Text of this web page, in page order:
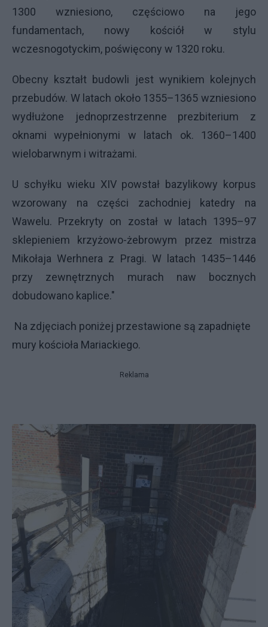
1300 wzniesiono, częściowo na jego
fundamentach, nowy kościół w stylu
wczesnogotyckim, poświęcony w 1320 roku.
Obecny kształt budowli jest wynikiem kolejnych
przebudów. W latach około 1355–1365 wzniesiono
wydłużone jednoprzestrzenne prezbiterium z
oknami wypełnionymi w latach ok. 1360–1400
wielobarwnym i witrażami.
U schyłku wieku XIV powstał bazylikowy korpus
wzorowany na części zachodniej katedry na
Wawelu. Przekryty on został w latach 1395–97
sklepieniem krzyżowo-żebrowym przez mistrza
Mikołaja Werhnera z Pragi. W latach 1435–1446
przy zewnętrznych murach naw bocznych
dobudowano kaplice."
Na zdjęciach poniżej przestawione są zapadnięte
mury kościoła Mariackiego.
Reklama